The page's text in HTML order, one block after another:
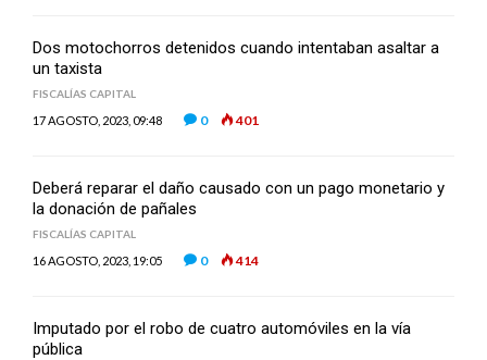
Dos motochorros detenidos cuando intentaban asaltar a
un taxista
FISCALÍAS CAPITAL
17 AGOSTO, 2023, 09:48 0 401
Deberá reparar el daño causado con un pago monetario y
la donación de pañales
FISCALÍAS CAPITAL
16 AGOSTO, 2023, 19:05 0 414
Imputado por el robo de cuatro automóviles en la vía
pública